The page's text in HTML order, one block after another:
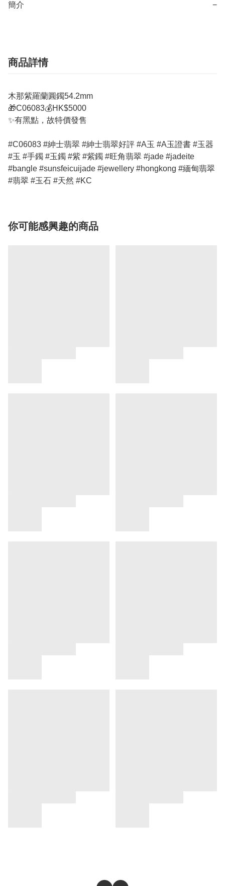
簡介 −
商品詳情
木那紫羅蘭圓鐲54.2mm
🎁C06083💰HK$5000
✨有黑點，故特價發售
#C06083 #紳士翡翠 #紳士翡翠好評 #A玉 #A玉證書 #玉器
#玉 #手鐲 #玉鐲 #紫 #紫鐲 #旺角翡翠 #jade #jadeite
#bangle #sunsfeicuijade #jewellery #hongkong #緬甸翡翠
#翡翠 #玉石 #天然 #KC
你可能感興趣的商品